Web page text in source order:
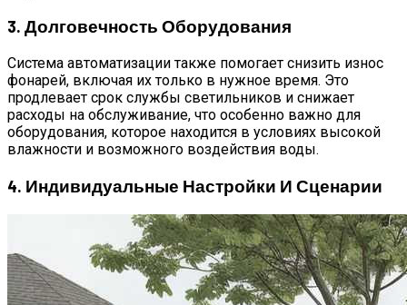
3. Долговечность Оборудования
Система автоматизации также помогает снизить износ
фонарей, включая их только в нужное время. Это
продлевает срок службы светильников и снижает
расходы на обслуживание, что особенно важно для
оборудования, которое находится в условиях высокой
влажности и возможного воздействия воды.
4. Индивидуальные Настройки И Сценарии